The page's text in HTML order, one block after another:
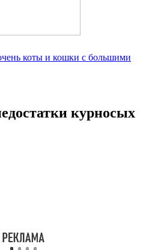
коты и кошки с большими
курносых